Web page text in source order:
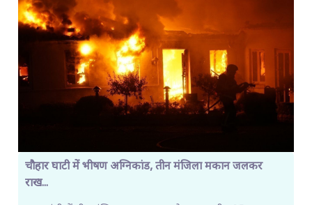
चौहार घाटी में भीषण अग्निकांड, तीन मंजिला मकान जलकर
राख...